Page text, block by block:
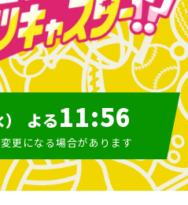
ニュース
イベント
アナウンサー
検索 番組表
） よる11:56
更になる場合があります